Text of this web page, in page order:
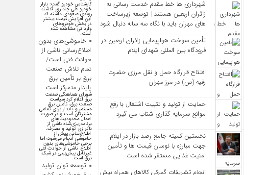
شهرداری‌ ها خط مقدم خدمت ‌رسانی به
زائران اربعین هستند | توسعه زیرساخت
‌های مهران باید با نگاه سه‌ ساله دنبال شود
تأمین سوخت هواپیمایی زائران اربعین در
فرودگاه بین المللی شهدای ایلام
افتتاح قرارگاه حمل‌ و نقل مرزی حضرت
رقیه (س) در مرز مهران
حمایت از تولید و تثبیت اشتغال با رفع
موانع سرمایه‌ گذاری شتاب می‌ گیرد
نخستین کمیته جامع رصد بازار در ایلام
جهت مبارزه با نوسان قیمت‌ ها و تأمین
امنیت غذایی مستقر شده است
انجام تشریفات گمرکی کالاهای همراه بیش
کارشناس خودرو گفت: بازار
خودرو طی چند روز گذشته
روندی صعودی داشته که
این افزایش قیمت بیشتر
در بخش خودرو‌های
وارداتی مشاهده شده
است.
خاموشی‌های بدون
اطلاع‌رسانی ناشی از
حوادث فنی است/
تمام تلاش صنعت
برق بر تأمین برق
پایدار متمرکز است
شورای هماهنگی صنعت
برق اعلام کرد سیاست
صنعت برق، تأمین برق
مستمر و پایدار برای تمامی
مشترکان است و در صورت
اعمال محدودیت‌های
برنامه‌ریزی‌شده ناشی از
ناترازی تولید و مصرف،
اطلاع‌رسانی پیش از
خاموشی انجام می‌شود؛ اما
برخی خاموشی‌های بدون
اطلاع، ناشی از حوادث فنی
غیرقابل پیش‌بینی در شبکه
برق است.
توسعه توان تولید